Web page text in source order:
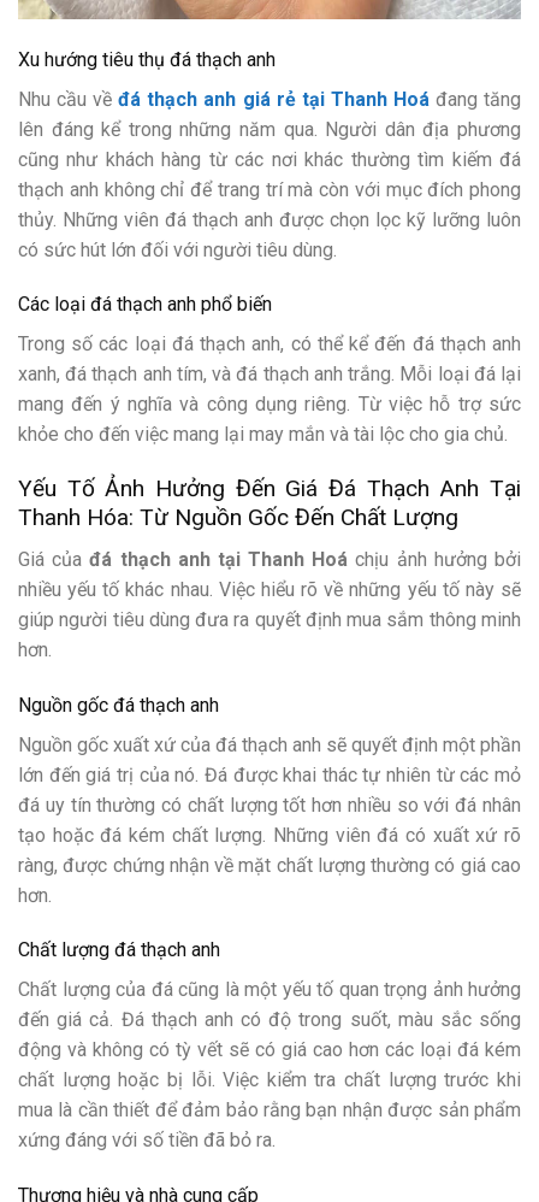
Xu hướng tiêu thụ đá thạch anh
Nhu cầu vềđá thạch anh giá rẻ tại Thanh Hoá đang tăng
lên đáng kể trong những năm qua. Người dân địa phương
cũng như khách hàng từ các nơi khác thường tìm kiếm đá
thạch anh không chỉ để trang trí mà còn với mục đích phong
thủy. Những viên đá thạch anh được chọn lọc kỹ lưỡng luôn
có sức hút lớn đối với người tiêu dùng.
Các loại đá thạch anh phổ biến
Trong số các loại đá thạch anh, có thể kể đến đá thạch anh
xanh, đá thạch anh tím, và đá thạch anh trắng. Mỗi loại đá lại
mang đến ý nghĩa và công dụng riêng. Từ việc hỗ trợ sức
khỏe cho đến việc mang lại may mắn và tài lộc cho gia chủ.
Yếu Tố Ảnh Hưởng Đến Giá Đá Thạch Anh Tại
Thanh Hóa: Từ Nguồn Gốc Đến Chất Lượng
Giá củađá thạch anh tại Thanh Hoá chịu ảnh hưởng bởi
nhiều yếu tố khác nhau. Việc hiểu rõ về những yếu tố này sẽ
giúp người tiêu dùng đưa ra quyết định mua sắm thông minh
hơn.
Nguồn gốc đá thạch anh
Nguồn gốc xuất xứ của đá thạch anh sẽ quyết định một phần
lớn đến giá trị của nó. Đá được khai thác tự nhiên từ các mỏ
đá uy tín thường có chất lượng tốt hơn nhiều so với đá nhân
tạo hoặc đá kém chất lượng. Những viên đá có xuất xứ rõ
ràng, được chứng nhận về mặt chất lượng thường có giá cao
hơn.
Chất lượng đá thạch anh
Chất lượng của đá cũng là một yếu tố quan trọng ảnh hưởng
đến giá cả. Đá thạch anh có độ trong suốt, màu sắc sống
động và không có tỳ vết sẽ có giá cao hơn các loại đá kém
chất lượng hoặc bị lỗi. Việc kiểm tra chất lượng trước khi
mua là cần thiết để đảm bảo rằng bạn nhận được sản phẩm
xứng đáng với số tiền đã bỏ ra.
Thương hiệu và nhà cung cấp